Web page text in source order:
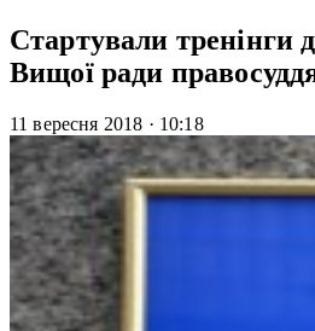
Стартували тренінги
Вищої ради
11 вересня 2018 · 10:18